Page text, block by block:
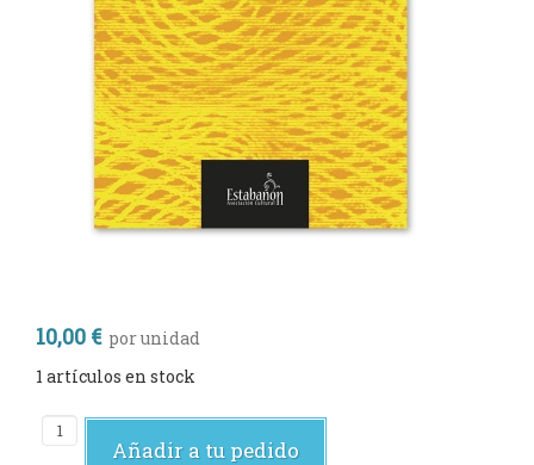
10,00 € por unidad
1 artículos en stock
Añadir a tu pedido